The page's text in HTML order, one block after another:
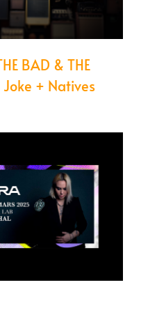
BAD & THE
Joke + Natives